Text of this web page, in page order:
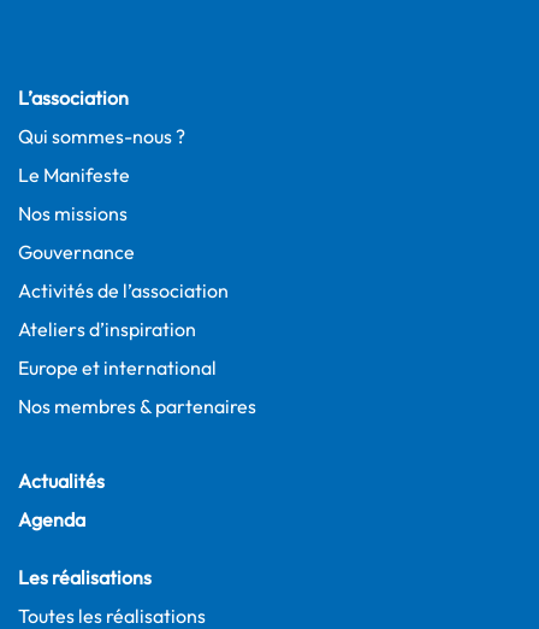
L’association
Qui sommes-nous ?
Le Manifeste
Nos missions
Gouvernance
Activités de l’association
Ateliers d’inspiration
Europe et international
Nos membres & partenaires
Actualités
Agenda
Les réalisations
Toutes les réalisations